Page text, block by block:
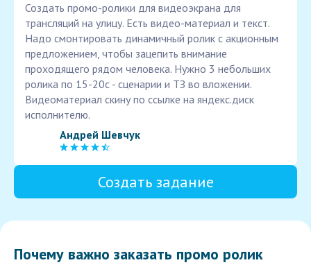
Создать промо-ролики для видеоэкрана для
трансляций на улицу. Есть видео-материал и текст.
Надо смонтировать динамичный ролик с акционным
предложением, чтобы зацепить внимание
проходящего рядом человека. Нужно 3 небольших
ролика по 15-20с - сценарии и ТЗ во вложении.
Видеоматериал скину по ссылке на яндекс.диск
исполнителю.
Андрей Шевчук
Создать задание
Почему важно заказать промо ролик